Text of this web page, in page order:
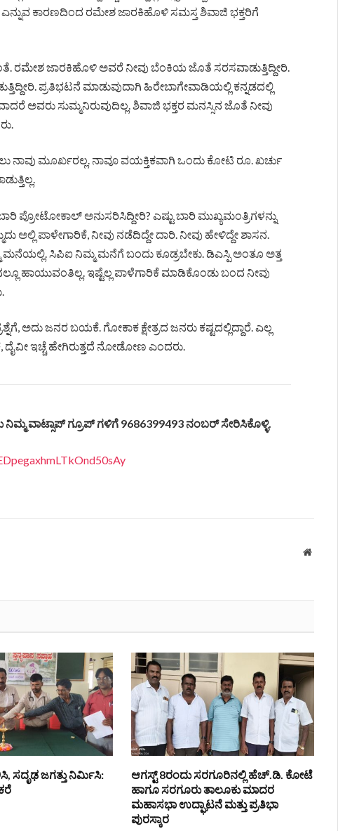
ಎನ್ನುವ ಕಾರಣದಿಂದ ರಮೇಶ ಜಾರಕಿಹೊಳಿ ಸಮಸ್ತ ಶಿವಾಜಿ ಭಕ್ತರಿಗೆ
ರಮೇಶ ಜಾರಕಿಹೊಳಿ ಅವರೆ ನೀವು ಬೆಂಕಿಯ ಜೊತೆ ಸರಸವಾಡುತ್ತಿದ್ದೀರಿ.
ಪ್ರತಿಭಟನೆ ಮಾಡುವುದಾಗಿ ಹಿರೇಬಾಗೇವಾಡಿಯಲ್ಲಿ ಕನ್ನಡದಲ್ಲಿ
ಅವರು ಸುಮ್ಮನಿರುವುದಿಲ್ಲ. ಶಿವಾಜಿ ಭಕ್ತರ ಮನಸ್ಸಿನ ಜೊತೆ ನೀವು
ಮೂರ್ಖರಲ್ಲ. ನಾವೂ ವಯಕ್ತಿಕವಾಗಿ ಒಂದು ಕೋಟಿ ರೂ. ಖರ್ಚು
ಪ್ರೋಟೋಕಾಲ್ ಅನುಸರಿಸಿದ್ದೀರಿ? ಎಷ್ಟು ಬಾರಿ ಮುಖ್ಯಮಂತ್ರಿಗಳನ್ನು
ಅಲ್ಲಿ ಪಾಳೇಗಾರಿಕೆ, ನೀವು ನಡೆದಿದ್ದೇ ದಾರಿ. ನೀವು ಹೇಳಿದ್ದೇ ಶಾಸನ.
ಸಿಪಿಐ ನಿಮ್ಮ ಮನೆಗೆ ಬಂದು ಕೂಡ್ರಬೇಕು. ಡಿಎಸ್ಪಿ ಅಂತೂ ಅತ್ತ
ಹಾಯುವಂತಿಲ್ಲ. ಇಷ್ಟೆಲ್ಲ ಪಾಳೆಗಾರಿಕೆ ಮಾಡಿಕೊಂಡು ಬಂದ ನೀವು
ಅದು ಜನರ ಬಯಕೆ. ಗೋಕಾಕ ಕ್ಷೇತ್ರದ ಜನರು ಕಷ್ಟದಲ್ಲಿದ್ದಾರೆ. ಎಲ್ಲ
ಇಚ್ಚೆ ಹೇಗಿರುತ್ತದೆ ನೋಡೋಣ ಎಂದರು.
ನಿಮ್ಮ ವಾಟ್ಸಾಪ್ ಗ್ರೂಪ್ ಗಳಿಗೆ 9686399493 ನಂಬರ್ ಸೇರಿಸಿಕೊಳ್ಳಿ.
Website
ಸದೃಢ ಜಗತ್ತು ನಿರ್ಮಿಸಿ:
ಆಗಸ್ಟ್ 8ರಂದು ಸರಗೂರಿನಲ್ಲಿ ಹೆಚ್.ಡಿ. ಕೋಟೆ
ಹಾಗೂ ಸರಗೂರು ತಾಲೂಕು ಮಾದರ
ಮಹಾಸಭಾ ಉದ್ಘಾಟನೆ ಮತ್ತು ಪ್ರತಿಭಾ
ಪುರಸ್ಕಾರ